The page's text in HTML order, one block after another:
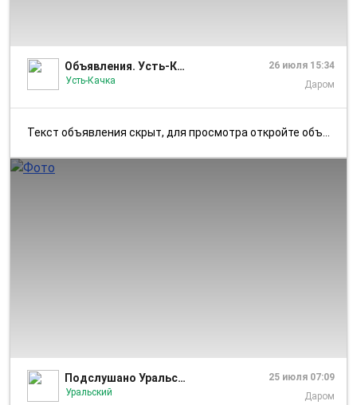
Объявления. Усть-Качка
Усть-Качка
26 июля 15:34
Даром
Текст объявления скрыт, для просмотра откройте объявление в приложении...
Подслушано Уральский | Подслушка_OFFICIAL
Уральский
25 июля 07:09
Даром